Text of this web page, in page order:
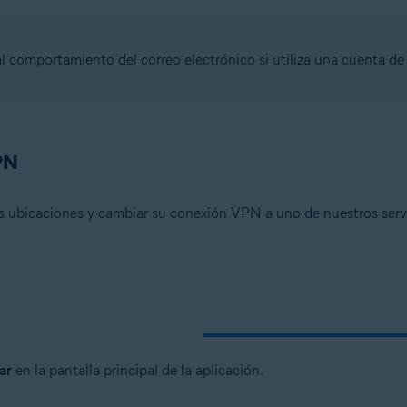
comportamiento del correo electrónico si utiliza una cuenta
ubicaciones y cambiar su conexión VPN a uno de nuestros
en la pantalla principal de la aplicación.